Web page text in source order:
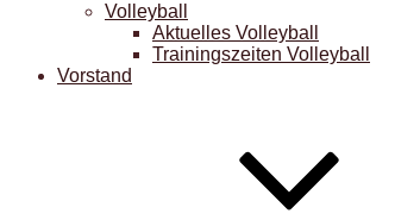
Volleyball
Aktuelles Volleyball
Trainingszeiten Volleyball
Vorstand